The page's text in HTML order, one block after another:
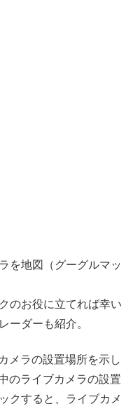
を地図（グーグルマッ
のお役に立てれば幸い
ーダーも紹介。
メラの設置場所を示し
のライブカメラの設置
クすると、ライブカメ